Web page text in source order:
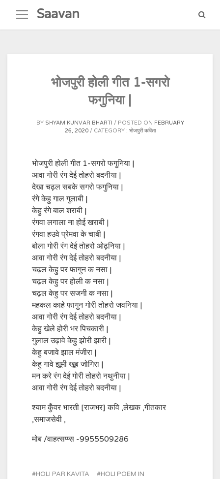
content
Saavan
भोजपुरी होली गीत 1-सगरो
फगुनिया |
BY SHYAM KUNVAR BHARTI POSTED ON FEBRUARY
26, 2020
CATEGORY : भोजपुरी कविता
भोजपुरी होली गीत 1-सगरो फगुनिया |
आवा गोरी रंग देई तोहरो बदनीया |
देखा चढ़ल सबके सगरो फगुनिया |
रंगे केहु गाल गुलाबी |
केहु रंगे बाल शराबी |
रंगवा लगाला ना होई खराबी |
रंगवा हउवे प्रेमवा के चाबी |
बोला गोरी रंग देई तोहरो ओढ़निया |
आवा गोरी रंग देई तोहरो बदनीया |
चढ़ल केहु पर फागुन क नसा |
चढ़ल केहु पर होली क नसा |
चढ़ल केहु पर सजनी क नसा |
महकल काहे फागुन गोरी तोहरो जवनिया |
आवा गोरी रंग देई तोहरो बदनीया |
केहु खेले होरी भर पिचकारी |
गुलाल उढ़ावे केहु झोरी झारी |
केहु बजावे झाल मंजीरा |
केहु गावे झूमी खूब जोगिरा |
मन करे रंग देई गोरी तोहरो नथुनीया |
आवा गोरी रंग देई तोहरो बदनीया |
श्याम कुँवर भारती [राजभर] कवि ,लेखक ,गीतकार
,समाजसेवी ,
मोब /वाहत्सप्प्स -9955509286
HOLI PAR KAVITA
HOLI POEM IN